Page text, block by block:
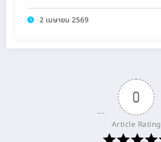
2 เมษายน 2569
0
Article Rating